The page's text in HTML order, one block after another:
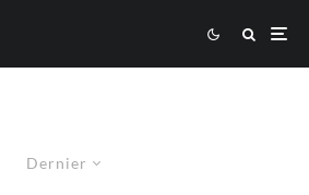
Dernier